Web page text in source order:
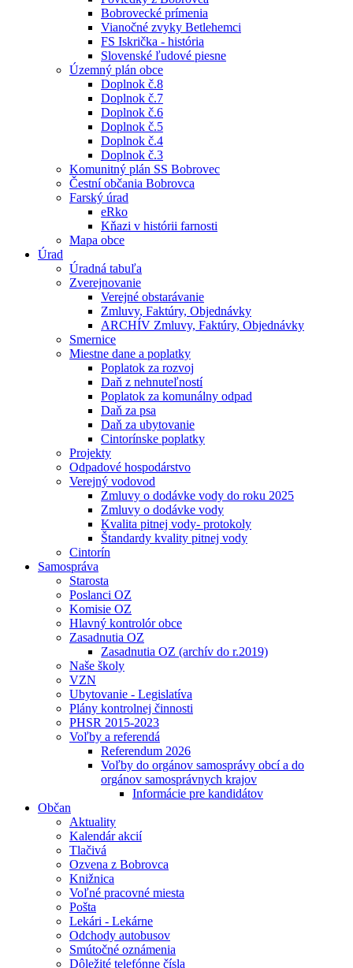
Bobrovecké prímenia
Vianočné zvyky Betlehemci
FS Iskrička - história
Slovenské ľudové piesne
Územný plán obce
Doplnok č.8
Doplnok č.7
Doplnok č.6
Doplnok č.5
Doplnok č.4
Doplnok č.3
Komunitný plán SS Bobrovec
Čestní občania Bobrovca
Farský úrad
eRko
Kňazi v histórii farnosti
Mapa obce
Úrad
Úradná tabuľa
Zverejnovanie
Verejné obstarávanie
Zmluvy, Faktúry, Objednávky
ARCHÍV Zmluvy, Faktúry, Objednávky
Smernice
Miestne dane a poplatky
Poplatok za rozvoj
Daň z nehnuteľností
Poplatok za komunálny odpad
Daň za psa
Daň za ubytovanie
Cintorínske poplatky
Projekty
Odpadové hospodárstvo
Verejný vodovod
Zmluvy o dodávke vody do roku 2025
Zmluvy o dodávke vody
Kvalita pitnej vody- protokoly
Štandardy kvality pitnej vody
Cintorín
Samospráva
Starosta
Poslanci OZ
Komisie OZ
Hlavný kontrolór obce
Zasadnutia OZ
Zasadnutia OZ (archív do r.2019)
Naše školy
VZN
Ubytovanie - Legislatíva
Plány kontrolnej činnosti
PHSR 2015-2023
Voľby a referendá
Referendum 2026
Voľby do orgánov samosprávy obcí a do
orgánov samosprávnych krajov
Informácie pre kandidátov
Občan
Aktuality
Kalendár akcií
Tlačivá
Ozvena z Bobrovca
Knižnica
Voľné pracovné miesta
Pošta
Lekári - Lekárne
Odchody autobusov
Smútočné oznámenia
Dôležité telefónne čísla